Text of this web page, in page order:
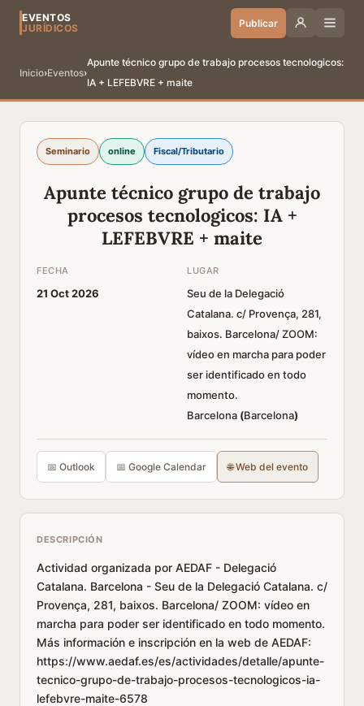
EVENTOS
JURÍDICOS
Publicar
Inicio›Eventos›
Apunte técnico grupo de trabajo procesos tecnologicos:
IA + LEFEBVRE + maite
Seminario online Fiscal/Tributario
Apunte técnico grupo de trabajo
procesos tecnologicos: IA +
LEFEBVRE + maite
FECHA
21 Oct 2026
LUGAR
Seu de la Delegació
Catalana. c/ Provença, 281,
baixos. Barcelona/ ZOOM:
vídeo en marcha para poder
ser identificado en todo
momento.
Barcelona (Barcelona)
📅 Outlook 📅 Google Calendar 🌐 Web del evento
DESCRIPCIÓN
Actividad organizada por AEDAF - Delegació
Catalana. Barcelona - Seu de la Delegació Catalana. c/
Provença, 281, baixos. Barcelona/ ZOOM: vídeo en
marcha para poder ser identificado en todo momento.
Más información e inscripción en la web de AEDAF:
https://www.aedaf.es/es/actividades/detalle/apunte-
tecnico-grupo-de-trabajo-procesos-tecnologicos-ia-
lefebvre-maite-6578